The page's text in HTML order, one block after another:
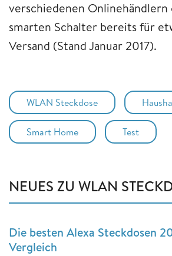
verschiedenen Onlinehändlern
smarten Schalter bereits für
Versand (Stand Januar 2017).
WLAN Steckdose
Smart Home Test
NEUES ZU WLAN
Die besten Alexa Steckdosen
Vergleich